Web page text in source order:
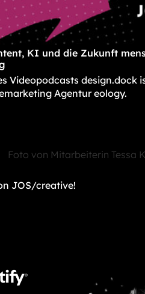
KI und die Zukunft
Videopodcasts design.dock
Agentur eology.
JOS/creative!